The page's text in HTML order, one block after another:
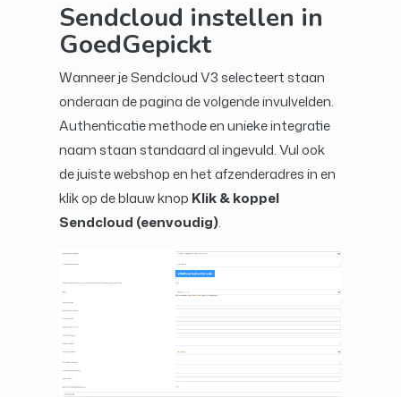
Sendcloud instellen in
GoedGepickt
Wanneer je Sendcloud V3 selecteert staan
onderaan de pagina de volgende invulvelden.
Authenticatie methode en unieke integratie
naam staan standaard al ingevuld. Vul ook
de juiste webshop en het afzenderadres in en
klik op de blauw knop Klik & koppel
Sendcloud (eenvoudig).